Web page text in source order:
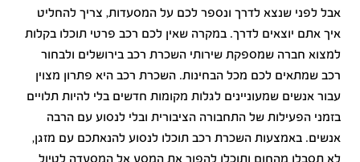
אבל לפני שנצא לדרך ונספר לכם על המסעדות, צריך להחליט
איך אתם יוצאים לדרך. במקרה שאין לכם רכב פרטי תוכלו בקלות
למצוא חברה שמספקת שירותי השכרת רכב בירושלים ולבחור
רכב שמתאים לכם מכל הבחינות. השכרת רכב היא פתרון מצוין
עבור אנשים שמעוניינים לגלות מקומות חדשים בלי להיות תלויים
בזמני הפעילות של התחבורה הציבורית ובלי לנסוע עם הרבה
אנשים. באמצעות השכרת רכב תוכלו לנסוע להנאתכם עם מזגן,
לא תסבלו מהחום ותוכלו להפוך את המסע אל המסעדה לטיול